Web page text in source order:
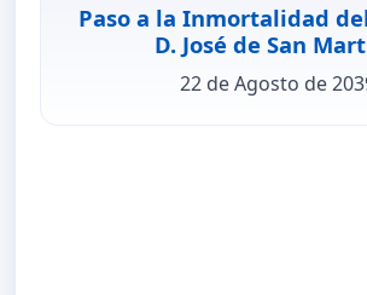
Paso a la Inmortalidad
D. José de San
22 de Agosto de